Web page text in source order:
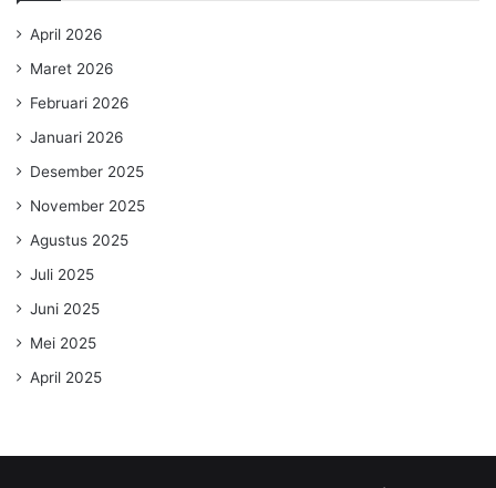
April 2026
Maret 2026
Februari 2026
Januari 2026
Desember 2025
November 2025
Agustus 2025
Juli 2025
Juni 2025
Mei 2025
April 2025